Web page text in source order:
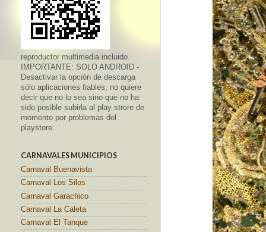
reproductor multimedia incluido.
IMPORTANTE: SOLO ANDROID -
Desactivar la opción de descarga
sólo aplicaciones fiables, no quiere
decir que no lo sea sino que no ha
sido posible subirla al play strore de
momento por problemas del
playstore.
CARNAVALES MUNICIPIOS
Carnaval Buenavista
Carnaval Los Silos
Carnaval Garachico
Carnaval La Caleta
Carnaval El Tanque